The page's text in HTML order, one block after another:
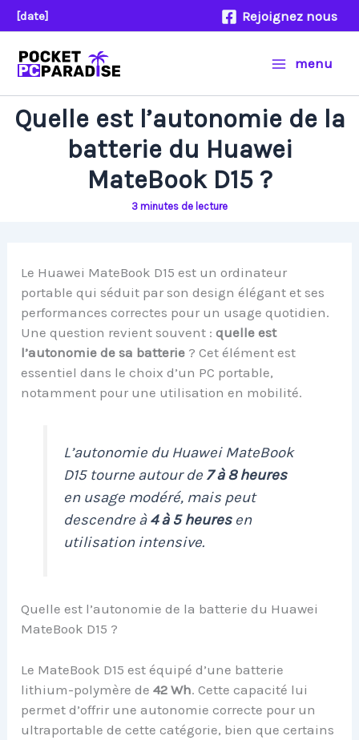
Aller
au
contenu
[date] Rejoignez nous
menu
Quelle est l’autonomie de la
batterie du Huawei
MateBook D15 ?
3 minutes de lecture
Le Huawei MateBook D15 est un ordinateur
portable qui séduit par son design élégant et ses
performances correctes pour un usage quotidien.
Une question revient souvent :quelle est
l’autonomie de sa batterie ? Cet élément est
essentiel dans le choix d’un PC portable,
notamment pour une utilisation en mobilité.
L’autonomie du Huawei MateBook
D15 tourne autour de 7 à 8 heures
en usage modéré, mais peut
descendre à4 à 5 heuresen
utilisation intensive.
Quelle est l’autonomie de la batterie du Huawei
MateBook D15 ?
Le MateBook D15 est équipé d’une batterie
lithium-polymère de42 Wh. Cette capacité lui
permet d’offrir une autonomie correcte pour un
ultraportable de cette catégorie, bien que certains